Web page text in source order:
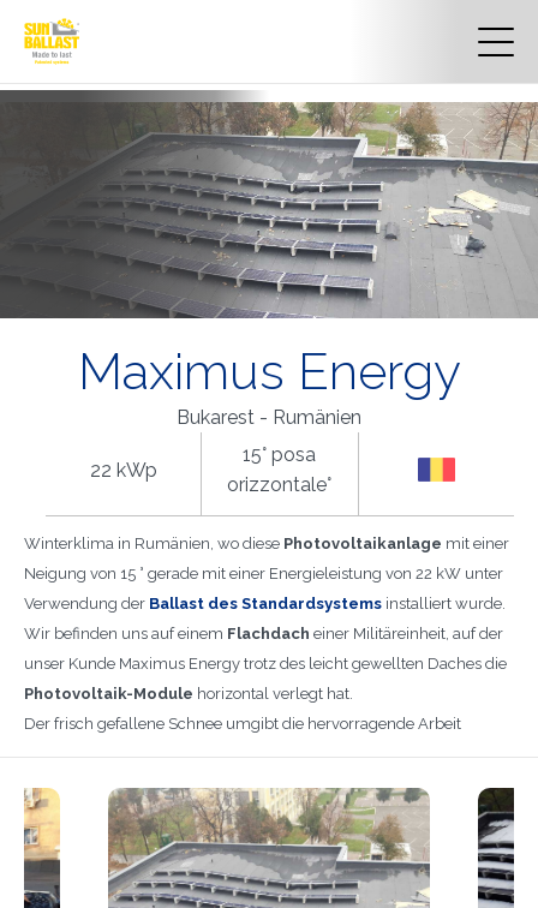
Maximus Energy
Bukarest - Rumänien
22 kWp
15° posa
orizzontale°
Winterklima in Rumänien, wo diese Photovoltaikanlage mit einer
Neigung von 15 ° gerade mit einer Energieleistung von 22 kW unter
Verwendung der Ballast des Standardsystems installiert wurde.
Wir befinden uns auf einem Flachdach einer Militäreinheit, auf der
unser Kunde Maximus Energy trotz des leicht gewellten Daches die
Photovoltaik-Module horizontal verlegt hat.
Der frisch gefallene Schnee umgibt die hervorragende Arbeit